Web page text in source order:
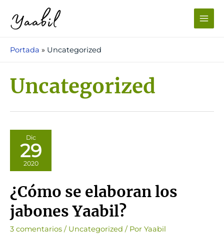
contenido
Main
Portada » Uncategorized
Uncategorized
Dic
29
2020
¿Cómo se elaboran los
jabones Yaabil?
3 comentarios / Uncategorized / Por Yaabil